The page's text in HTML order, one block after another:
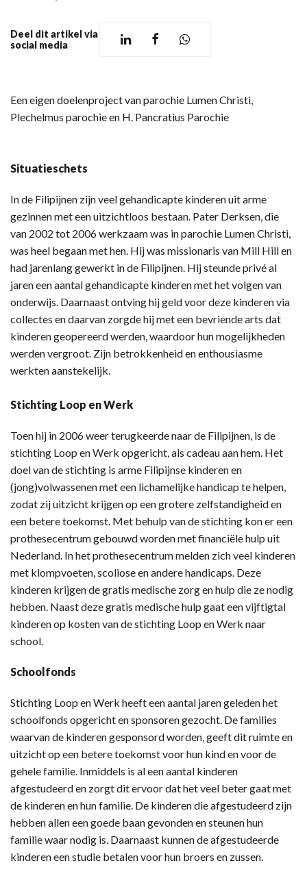
Deel dit artikel via
social media
Een eigen doelenproject van parochie Lumen Christi,
Plechelmus parochie en H. Pancratius Parochie
Situatieschets
In de Filipijnen zijn veel gehandicapte kinderen uit arme
gezinnen met een uitzichtloos bestaan. Pater Derksen, die
van 2002 tot 2006 werkzaam was in parochie Lumen Christi,
was heel begaan met hen. Hij was missionaris van Mill Hill en
had jarenlang gewerkt in de Filipijnen. Hij steunde privé al
jaren een aantal gehandicapte kinderen met het volgen van
onderwijs. Daarnaast ontving hij geld voor deze kinderen via
collectes en daarvan zorgde hij met een bevriende arts dat
kinderen geopereerd werden, waardoor hun mogelijkheden
werden vergroot. Zijn betrokkenheid en enthousiasme
werkten aanstekelijk.
Stichting Loop en Werk
Toen hij in 2006 weer terugkeerde naar de Filipijnen, is de
stichting Loop en Werk opgericht, als cadeau aan hem. Het
doel van de stichting is arme Filipijnse kinderen en
(jong)volwassenen met een lichamelijke handicap te helpen,
zodat zij uitzicht krijgen op een grotere zelfstandigheid en
een betere toekomst. Met behulp van de stichting kon er een
prothesecentrum gebouwd worden met financiële hulp uit
Nederland. In het prothesecentrum melden zich veel kinderen
met klompvoeten, scoliose en andere handicaps. Deze
kinderen krijgen de gratis medische zorg en hulp die ze nodig
hebben. Naast deze gratis medische hulp gaat een vijftigtal
kinderen op kosten van de stichting Loop en Werk naar
school.
Schoolfonds
Stichting Loop en Werk heeft een aantal jaren geleden het
schoolfonds opgericht en sponsoren gezocht. De families
waarvan de kinderen gesponsord worden, geeft dit ruimte en
uitzicht op een betere toekomst voor hun kind en voor de
gehele familie. Inmiddels is al een aantal kinderen
afgestudeerd en zorgt dit ervoor dat het veel beter gaat met
de kinderen en hun familie. De kinderen die afgestudeerd zijn
hebben allen een goede baan gevonden en steunen hun
familie waar nodig is. Daarnaast kunnen de afgestudeerde
kinderen een studie betalen voor hun broers en zussen.